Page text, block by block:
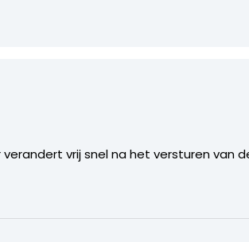
vrij snel na het versturen van